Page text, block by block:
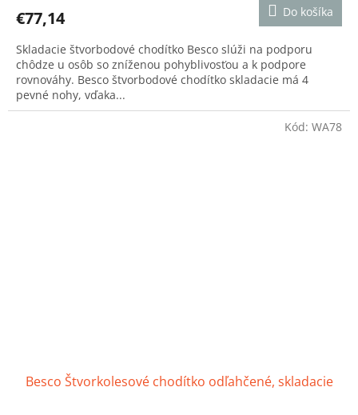
je
z
5
hviezdičiek.
€77,14 Do košíka
Skladacie štvorbodové chodítko Besco slúži na podporu
chôdze u osôb so zníženou pohyblivosťou a k podpore
rovnováhy. Besco štvorbodové chodítko skladacie má 4
pevné nohy, vďaka...
Besco Štvorkolesové chodítko odľahčené, skladacie
Kód: WA78